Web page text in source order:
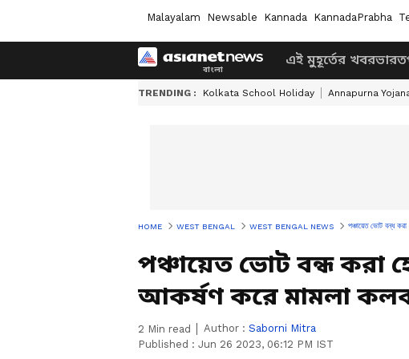
Malayalam Newsable Kannada KannadaPrabha
এই মুহূর্তের খবরভারত
TRENDING : Kolkata School Holiday Annapurna
HOME WEST BENGAL WEST BENGAL NEWS পঞ্চায়েত ভোট বন্ধ
পঞ্চায়েত ভোট বন্ধ করা
আকর্ষণ করে মামলা
2 Min read Author : Saborni Mitra
Published : Jun 26 2023, 06:12 PM IST